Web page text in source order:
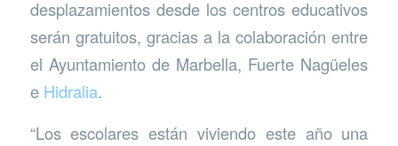
desplazamientos desde los centros educativos
serán gratuitos, gracias a la colaboración entre
el Ayuntamiento de Marbella, Fuerte Nagüeles
e Hidralia.
“Los escolares están viviendo este año una